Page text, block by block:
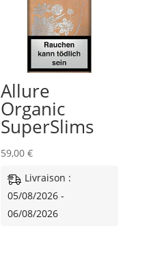
Allure
Organic
SuperSlims
59,00€
Livraison :
05/08/2026 -
06/08/2026